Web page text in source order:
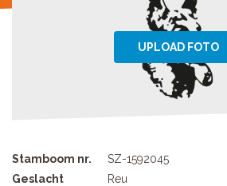
Stamboom nr.
SZ-1592045
Geslacht
Reu